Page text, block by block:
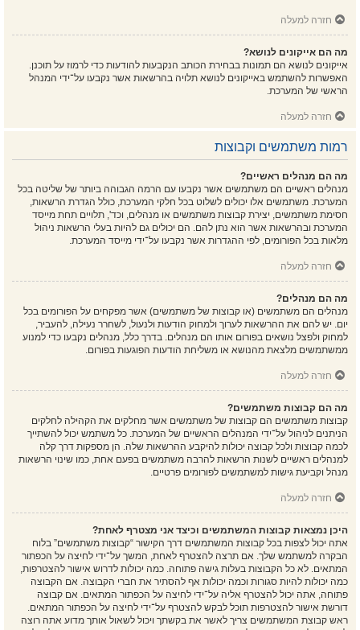
חזרה למעלה
מה הם אייקונים לנושא?
אייקונים לנושא הם תמונות בבחירת הכותב הנקבעות להודעות כדי לרמוז על תוכנן.
האפשרות להשתמש באייקונים לנושא תלויה בהרשאות אשר נקבעו על־ידי המנהל
הראשי של המערכת.
חזרה למעלה
רמות משתמשים וקבוצות
מה הם מנהלים ראשיים?
מנהלים ראשיים הם משתמשים אשר נקבעו עם הרמה הגבוהה ביותר של שליטה בכל
המערכת. משתמשים אלו יכולים לשלוט בכל חלקי המערכת, כולל הגדרת הרשאות,
חסימת משתמשים, יצירת קבוצות משתמשים או מנהלים, וכד', תלויים תחת מייסד
המערכת ובהרשאות אשר הוא נתן להם. הם יכולים גם להיות בעלי הרשאות ניהול
מלאות בכל הפורומים, לפי ההגדרות אשר נקבעו על־ידי מייסד המערכת.
חזרה למעלה
מה הם מנהלים?
מנהלים הם משתמשים (או קבוצות של משתמשים) אשר מפקחים על הפורומים בכל
יום. יש להם את ההרשאות לערוך ולמחוק הודעות ולנעול, לשחרר נעילה, להעביר,
למחוק ולפצל נושאים בפורום אותו הם מנהלים. בדרך כלל, מנהלים נקבעו כדי למנוע
ממשתמשים מלצאת מהנושא או משליחת הודעות הפוגעות בפורום.
חזרה למעלה
מה הם קבוצות משתמשים?
קבוצות משתמשים הם קבוצות של משתמשים אשר מחלקים את הקהילה לחלקים
הניתנים לניהול על־ידי המנהלים הראשיים של המערכת. כל משתמש יכול להשתייך
לכמה קבוצות ולכל קבוצה יכולות להיקבע ההרשאות שלה. הן מספקות דרך קלה
למנהלים ראשיים לשנות הרשאות להרבה משתמשים בפעם אחת, כמו שינוי הרשאות
מנהל וקביעת גישות למשתמשים לפורומים פרטיים.
חזרה למעלה
היכן נמצאות קבוצות המשתמשים וכיצד אני מצטרף לאחת?
אתה יכול לצפות בכל קבוצות המשתמשים דרך הקישור “קבוצות משתמשים” בלוח
הבקרה למשתמש שלך. אם תרצה להצטרף לאחת, המשך על־ידי לחיצה על הכפתור
המתאים. לא כל הקבוצות בעלות גישה פתוחה. כמה יכולות לדרוש אישור להצטרפות,
כמה יכולות להיות סגורות וכמה יכולות אף להסתיר את חברי הקבוצה. אם הקבוצה
פתוחה, אתה יכול להצטרף אליה על־ידי לחיצה על הכפתור המתאים. אם קבוצה
דורשת אישור להצטרפות תוכל לבקש להצטרף על־ידי לחיצה על הכפתור המתאים.
ראש קבוצת המשתמשים צריך לאשר את בקשתך ויכול לשאול אותך מדוע אתה רוצה